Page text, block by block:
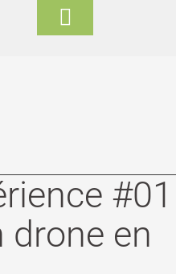
drone en
Toggle
Footer